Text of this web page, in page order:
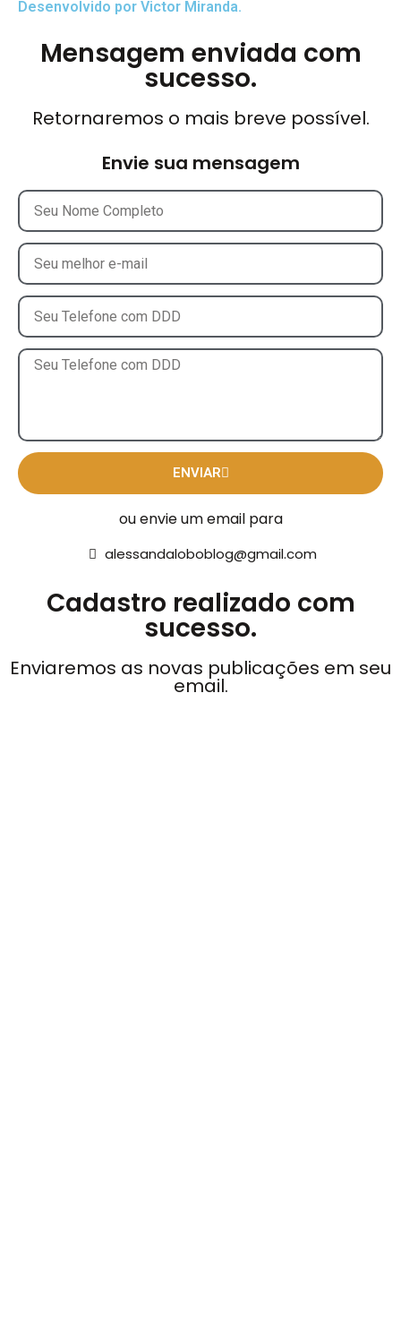
Desenvolvido por Victor Miranda.
Mensagem enviada com
sucesso.
Retornaremos o mais breve possível.
Envie sua mensagem
ENVIAR
ou envie um email para
alessandaloboblog@gmail.com
Cadastro realizado com
sucesso.
Enviaremos as novas publicações em seu
email.